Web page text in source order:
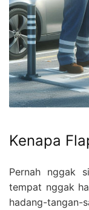
Kenapa
Pernah nggak
tempat nggak
hadang-